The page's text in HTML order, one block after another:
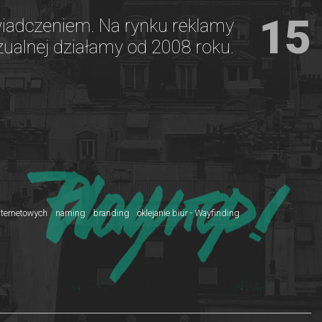
Na rynku reklamy
działamy od 2008 roku.
15
naming branding
oklejanie biur - Wayfinding